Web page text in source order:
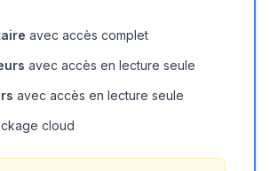
avec accès complet
avec accès en lecture seule
avec accès en lecture seule
cloud